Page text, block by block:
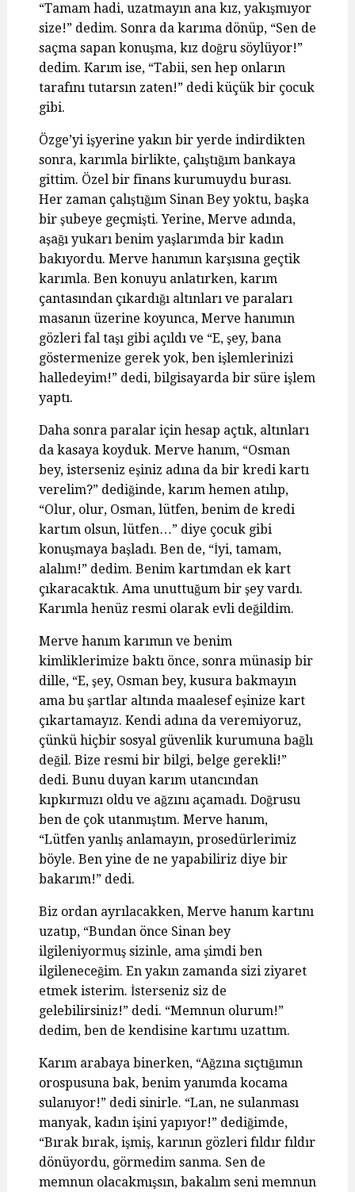
“Tamam hadi, uzatmayın ana kız, yakışmıyor
size!” dedim. Sonra da karıma dönüp, “Sen de
saçma sapan konuşma, kız doğru söylüyor!”
dedim. Karım ise, “Tabii, sen hep onların
tarafını tutarsın zaten!” dedi küçük bir çocuk
gibi.
Özge’yi işyerine yakın bir yerde indirdikten
sonra, karımla birlikte, çalıştığım bankaya
gittim. Özel bir finans kurumuydu burası.
Her zaman çalıştığım Sinan Bey yoktu, başka
bir şubeye geçmişti. Yerine, Merve adında,
aşağı yukarı benim yaşlarımda bir kadın
bakıyordu. Merve hanımın karşısına geçtik
karımla. Ben konuyu anlatırken, karım
çantasından çıkardığı altınları ve paraları
masanın üzerine koyunca, Merve hanımın
gözleri fal taşı gibi açıldı ve “E, şey, bana
göstermenize gerek yok, ben işlemlerinizi
halledeyim!” dedi, bilgisayarda bir süre işlem
yaptı.
Daha sonra paralar için hesap açtık, altınları
da kasaya koyduk. Merve hanım, “Osman
bey, isterseniz eşiniz adına da bir kredi kartı
verelim?” dediğinde, karım hemen atılıp,
“Olur, olur, Osman, lütfen, benim de kredi
kartım olsun, lütfen…” diye çocuk gibi
konuşmaya başladı. Ben de, “İyi, tamam,
alalım!” dedim. Benim kartımdan ek kart
çıkaracaktık. Ama unuttuğum bir şey vardı.
Karımla henüz resmi olarak evli değildim.
Merve hanım karımın ve benim
kimliklerimize baktı önce, sonra münasip bir
dille, “E, şey, Osman bey, kusura bakmayın
ama bu şartlar altında maalesef eşinize kart
çıkartamayız. Kendi adına da veremiyoruz,
çünkü hiçbir sosyal güvenlik kurumuna bağlı
değil. Bize resmi bir bilgi, belge gerekli!”
dedi. Bunu duyan karım utancından
kıpkırmızı oldu ve ağzını açamadı. Doğrusu
ben de çok utanmıştım. Merve hanım,
“Lütfen yanlış anlamayın, prosedürlerimiz
böyle. Ben yine de ne yapabiliriz diye bir
bakarım!” dedi.
Biz ordan ayrılacakken, Merve hanım kartını
uzatıp, “Bundan önce Sinan bey
ilgileniyormuş sizinle, ama şimdi ben
ilgileneceğim. En yakın zamanda sizi ziyaret
etmek isterim. İsterseniz siz de
gelebilirsiniz!” dedi. “Memnun olurum!”
dedim, ben de kendisine kartımı uzattım.
Karım arabaya binerken, “Ağzına sıçtığımın
orospusuna bak, benim yanımda kocama
sulanıyor!” dedi sinirle. “Lan, ne sulanması
manyak, kadın işini yapıyor!” dediğimde,
“Bırak bırak, işmiş, karının gözleri fıldır fıldır
dönüyordu, görmedim sanma. Sen de
memnun olacakmışsın, bakalım seni memnun